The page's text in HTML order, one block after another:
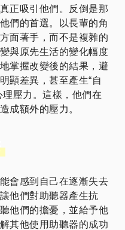
正吸引他們。反倒是那
們的首選。以長輩的角
面著手，而不是複雜的
與原先生活的變化幅度
掌握改變後的結果，避
顯差異，甚至產生“自
壓力。這樣，他們在
成額外的壓力。
會感到自己在逐漸失去
他們對助聽器產生抗
他們的擔憂，並給予他
其他使用助聽器的成功